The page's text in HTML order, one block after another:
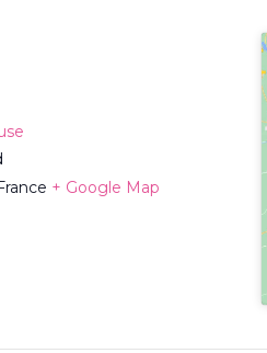
+ Google Map